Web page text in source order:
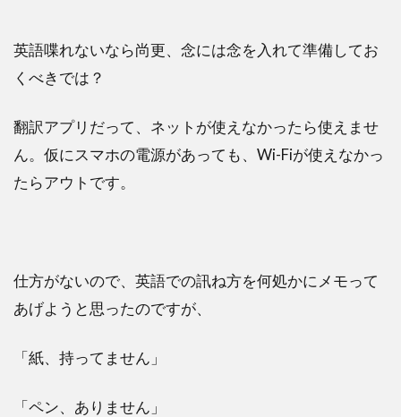
英語喋れないなら尚更、念には念を入れて準備してお
くべきでは？
翻訳アプリだって、ネットが使えなかったら使えませ
ん。仮にスマホの電源があっても、Wi-Fiが使えなかっ
たらアウトです。
仕方がないので、英語での訊ね方を何処かにメモって
あげようと思ったのですが、
「紙、持ってません」
「ペン、ありません」